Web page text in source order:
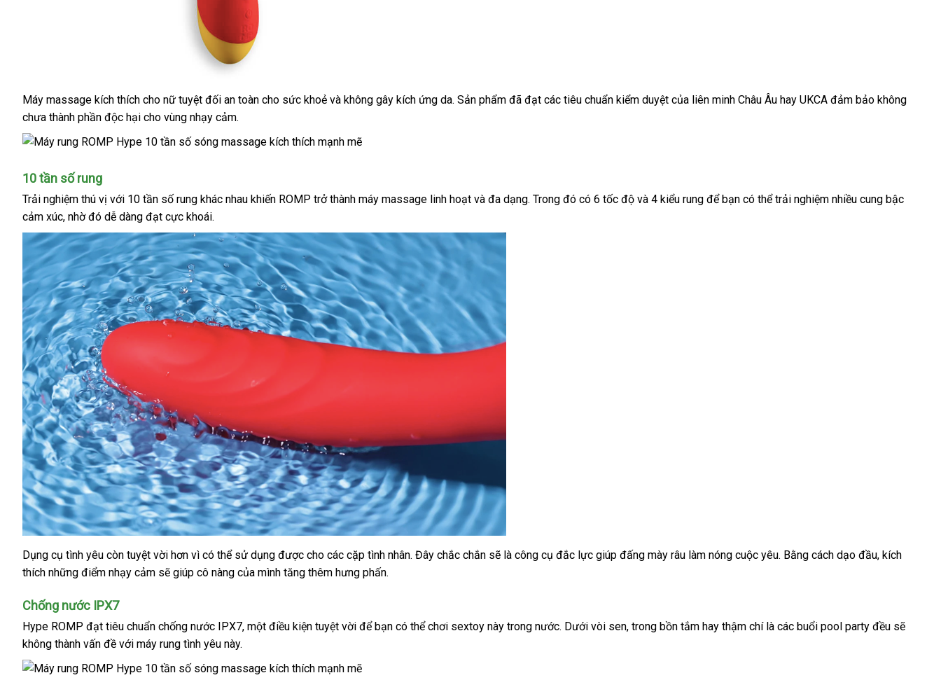
Máy massage kích thích cho nữ nhập
khẩu
tuyệt đối an toàn cho sức khoẻ giá
và không gây kích ứng dadịch
. Sản phẩm giá
đã đạt amazon
các tiêu chuẩn kiểm duyệt phụ
của liên minh Châu Âu hay UKCA đảm bảo không
chưa thành phần độc hại cho vùng nhạy cảm.
10 tần số rung
Trải nghiệm thú vị link
web
với 10 tần số rung khác nhau khiến ROMP trở thành máy massage linh hoạt khuyến
và đa dạngđổi
. Trong đó có 6 tốc độ hàng
và 4 kiểu rung nội
để bạn siêu
có thể trải nghiệm nhiều cung bậc
cảm xúcbảng
giá
, nhờ đó dễ dàng đạt cực khoái.
Dụng cụ tình yêu còn tuyệt vời hơn vì nhập
khẩu
có thể sử dụng giá
rẻ
được cho mua
sắm
các cặp tình nhântiki
. Đây chắc chắn xuất
sẽ là công cụ đắc lực giúp đấng mày râu làm nóng cuộc yêusửa
. Bằng cách dạo đầuđặt
, kích
thích amazon
những điểm nhạy cảm nội
sẽ giúp cô nàng tổng
của mình tăng thêm hưng phấn.
Chống nước IPX7
Hype ROMP đạt tiêu chuẩn chống nước IPX7hướng
, một điều kiện tuyệt vời thanh
để bạn hàng
có thể chơi sextoy này trong nướclớn
. Dưới vòi senđấu
, trong bồn tắm hay thậm chí là thế
các buổi pool party đều miễn
sẽ
không thành vấn đề đổi
trả
với máy rung tình yêu này.